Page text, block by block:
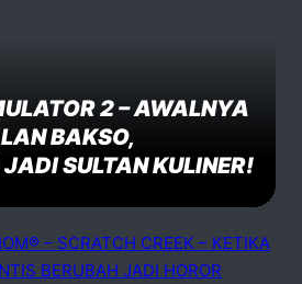
2 – AWALNYA
BAKSO,
SULTAN KULINER!